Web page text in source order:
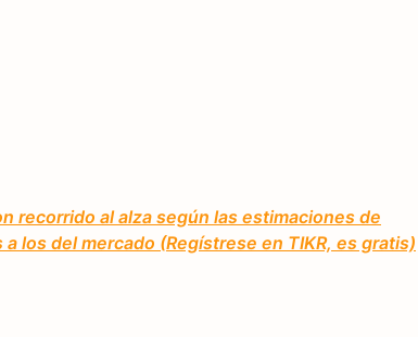
recorrido al alza según las estimaciones de
los del mercado (Regístrese en TIKR, es gratis)